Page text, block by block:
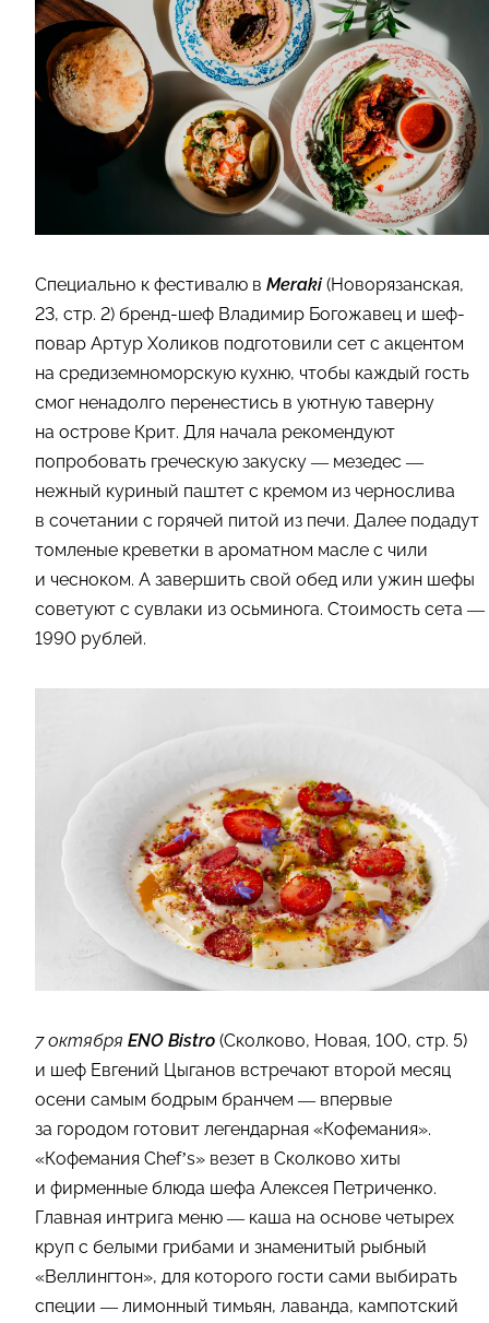
Специально к фестивалю в Meraki(Новорязанская,
23, стр. 2) бренд-шеф Владимир Богожавец и шеф-
повар Артур Холиков подготовили сет с акцентом
на средиземноморскую кухню, чтобы каждый гость
смог ненадолго перенестись в уютную таверну
на острове Крит. Для начала рекомендуют
попробовать греческую закуску — мезедес —
нежный куриный паштет с кремом из чернослива
в сочетании с горячей питой из печи. Далее подадут
томленые креветки в ароматном масле с чили
и чесноком. А завершить свой обед или ужин шефы
советуют с сувлаки из осьминога. Стоимость сета —
1990 рублей.
7 октября ENO Bistro (Сколково, Новая, 100, стр. 5)
и шеф Евгений Цыганов встречают второй месяц
осени самым бодрым бранчем — впервые
за городом готовит легендарная «Кофемания».
«Кофемания Chef’s» везет в Сколково хиты
и фирменные блюда шефа Алексея Петриченко.
Главная интрига меню — каша на основе четырех
круп с белыми грибами и знаменитый рыбный
«Веллингтон», для которого гости сами выбирать
специи — лимонный тимьян, лаванда, кампотский